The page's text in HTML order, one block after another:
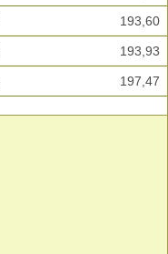
193,60
193,93
197,47